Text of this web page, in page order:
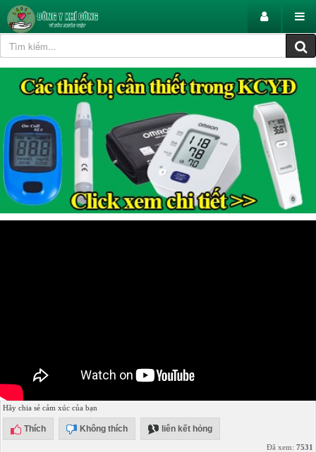
Hãy chia sẻ cảm xúc của bạn
Thích Không thích liên kết hỏng
Đã xem: 7531